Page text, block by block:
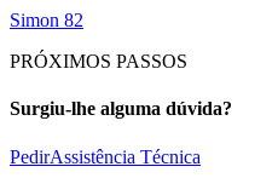
Simon 82
PRÓXIMOS PASSOS
Surgiu-lhe alguma dúvida?
PedirAssistência Técnica